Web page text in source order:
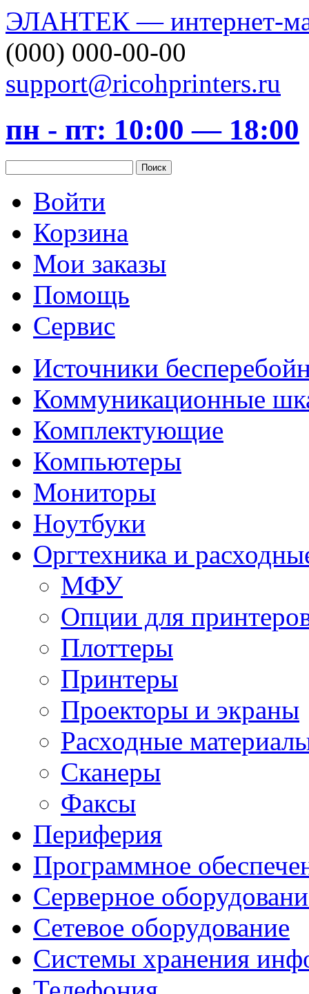
ЭЛАНТЕК — интернет-
(000) 000-00-00
support@ricohprinters.ru
пн - пт: 10:00 — 18:00
Войти
Корзина
Мои заказы
Помощь
Сервис
Источники
Коммуникационные
Комплектующие
Компьютеры
Мониторы
Ноутбуки
Оргтехника и
МФУ
Опции для
Плоттеры
Принтеры
Проекторы и экраны
Расходные
Сканеры
Факсы
Периферия
Программное
Серверное
Сетевое оборудование
Системы хранения